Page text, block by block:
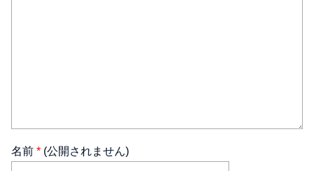
名前 * (公開されません)